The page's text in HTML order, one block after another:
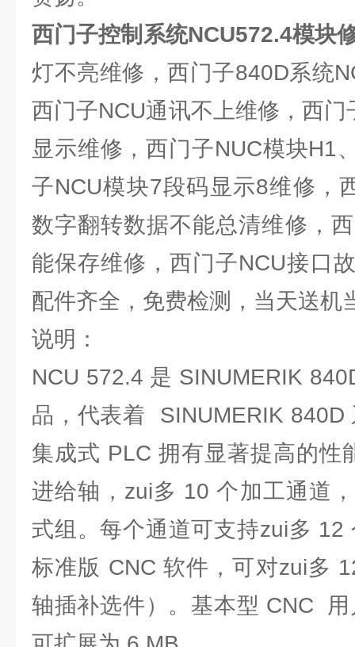
西门子控制系统NCU572.4模块
灯不亮维修，西门子840D系统
西门子NCU通讯不上维修，西
显示维修，西门子NUC模块H1
子NCU模块7段码显示8维修，
数字翻转数据不能总清维修，
能保存维修，西门子NCU接口
配件齐全，免费检测，当天送机
说明：
NCU 572.4 是 SINUMERIK
品，代表着 SINUMERIK 840D
集成式 PLC 拥有显著提高的
进给轴，zui多 10 个加工通道
式组。每个通道可支持zui多 12
标准版 CNC 软件，可对zui多
轴插补选件）。基本型 CNC